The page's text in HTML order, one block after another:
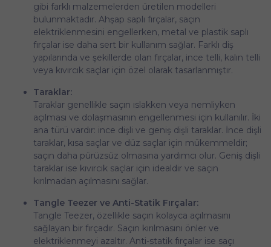
gibi farklı malzemelerden üretilen modelleri
bulunmaktadır. Ahşap saplı fırçalar, saçın
elektriklenmesini engellerken, metal ve plastik saplı
fırçalar ise daha sert bir kullanım sağlar. Farklı diş
yapılarında ve şekillerde olan fırçalar, ince telli, kalın telli
veya kıvırcık saçlar için özel olarak tasarlanmıştır.
Taraklar:
Taraklar genellikle saçın ıslakken veya nemliyken
açılması ve dolaşmasının engellenmesi için kullanılır. İki
ana türü vardır: ince dişli ve geniş dişli taraklar. İnce dişli
taraklar, kısa saçlar ve düz saçlar için mükemmeldir;
saçın daha pürüzsüz olmasına yardımcı olur. Geniş dişli
taraklar ise kıvırcık saçlar için idealdir ve saçın
kırılmadan açılmasını sağlar.
Tangle Teezer ve Anti-Statik Fırçalar:
Tangle Teezer, özellikle saçın kolayca açılmasını
sağlayan bir fırçadır. Saçın kırılmasını önler ve
elektriklenmeyi azaltır. Anti-statik fırçalar ise saçı